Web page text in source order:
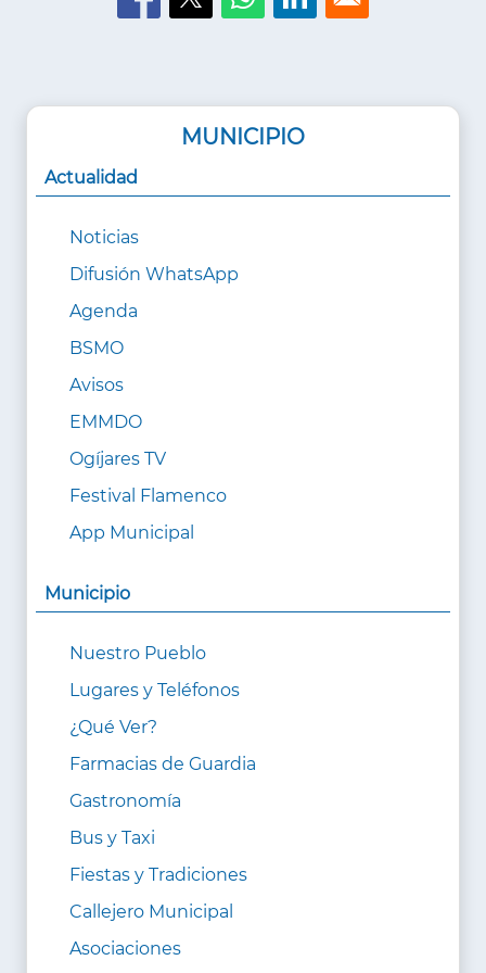
MUNICIPIO
Actualidad
Noticias
Difusión WhatsApp
Agenda
BSMO
Avisos
EMMDO
Ogíjares TV
Festival Flamenco
App Municipal
Municipio
Nuestro Pueblo
Lugares y Teléfonos
¿Qué Ver?
Farmacias de Guardia
Gastronomía
Bus y Taxi
Fiestas y Tradiciones
Callejero Municipal
Asociaciones